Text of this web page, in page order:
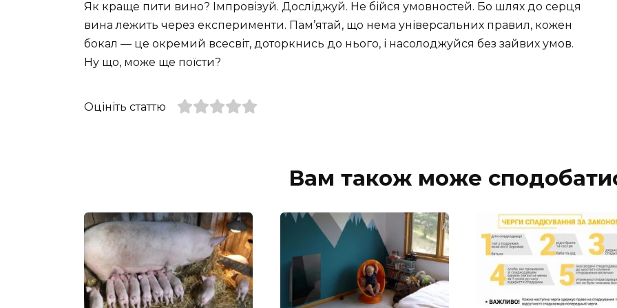
Як краще пити вино? Імпровізуй. Досліджуй. Не бійся умовностей. Бо шлях до серця
вина лежить через експерименти. Пам’ятай, що нема універсальних правил, кожен
бокал — це окремий всесвіт, доторкнись до нього, і насолоджуйся без зайвих умов.
Ну що, може ще поїсти?
Оцініть статтю
Вам також може